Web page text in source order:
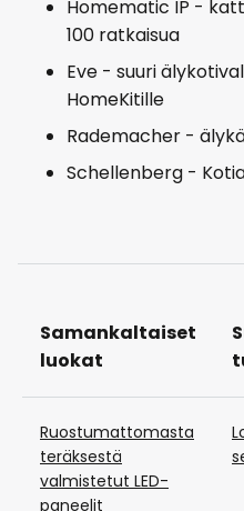
Homematic IP -
100 ratkaisua
Eve - suuri
HomeKitille
Rademacher -
Schellenberg -
Samankaltaiset
luokat
Ruostumattomasta
teräksestä
valmistetut LED-
paneelit